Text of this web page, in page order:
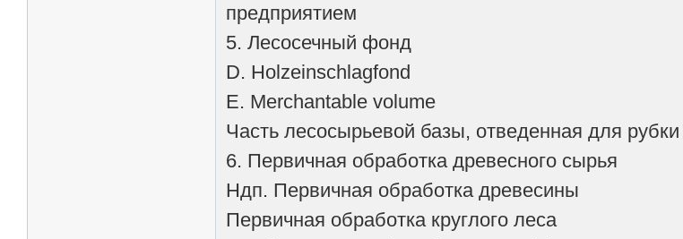
предприятием
5. Лесосечный фонд
D. Holzeinschlagfond
Е. Merchantable volume
Часть лесосырьевой базы, отведенная для
6. Первичная обработка древесного сырья
Ндп. Первичная обработка древесины
Первичная обработка круглого леса